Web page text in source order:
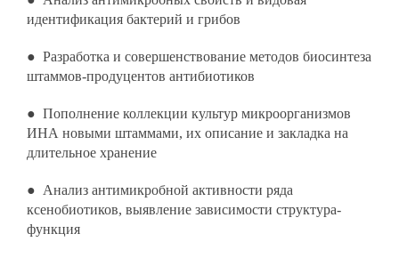
идентификация бактерий и грибов
● Разработка и совершенствование методов биосинтеза
штаммов-продуцентов антибиотиков
● Пополнение коллекции культур микроорганизмов
ИНА новыми штаммами, их описание и закладка на
длительное хранение
● Анализ антимикробной активности ряда
ксенобиотиков, выявление зависимости структура-
функция